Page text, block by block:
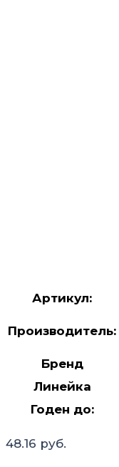
Артикул:
Производитель:
Бренд
Линейка
Годен до:
48.16 руб.